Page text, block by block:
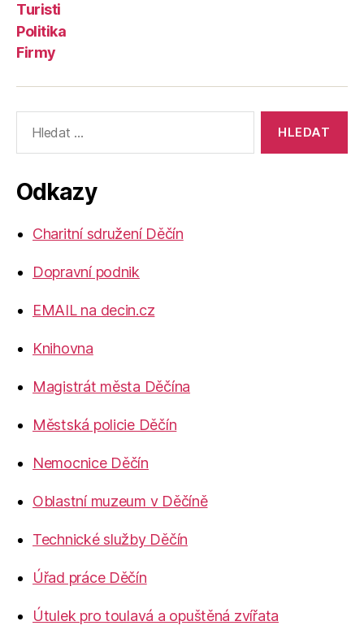
Turisti
Politika
Firmy
vyhledávání:
Odkazy
Charitní sdružení Děčín
Dopravní podnik
EMAIL na decin.cz
Knihovna
Magistrát města Děčína
Městská policie Děčín
Nemocnice Děčín
Oblastní muzeum v Děčíně
Technické služby Děčín
Úřad práce Děčín
Útulek pro toulavá a opuštěná zvířata